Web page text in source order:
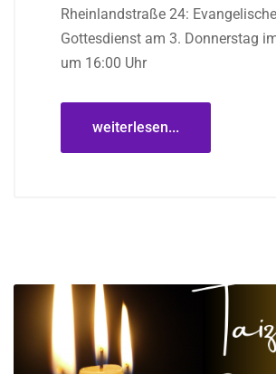
Rheinlandstraße 24:
Gottesdienst am 3. Donnerstag
um 16:00 Uhr
weiterlesen...